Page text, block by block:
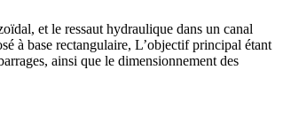
et le ressaut hydraulique dans un canal
à base rectangulaire, L’objectif principal étant
ainsi que le dimensionnement des